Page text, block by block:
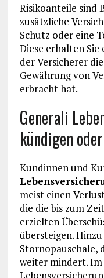
Risikoanteile sind
zusätzliche
Schutz oder eine
Diese erhalten
der Versicherer
Gewährung von
erbracht hat.
Generali
kündigen
Kundinnen und
meist einen
die die bis zum
erzielten
übersteigen.
Stornopauschale,
weiter mindert. Im